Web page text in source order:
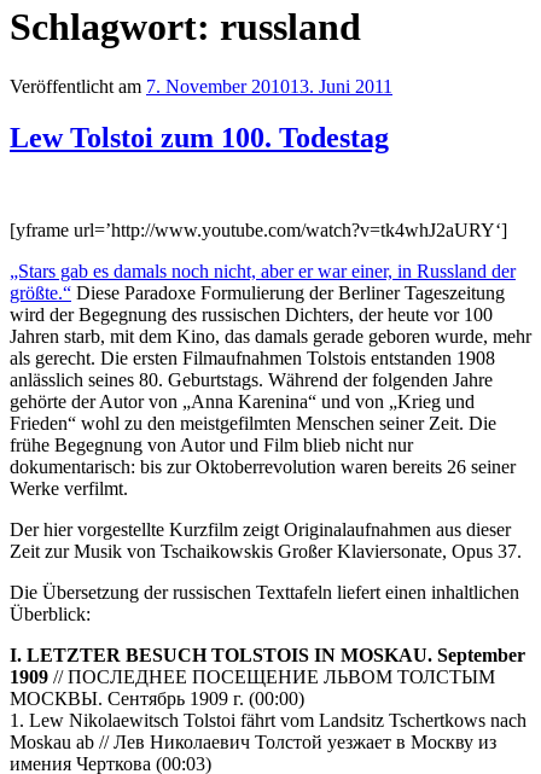
Schlagwort: russland
Veröffentlicht am 7. November 201013. Juni 2011
Lew Tolstoi zum 100. Todestag
[yframe url=’http://www.youtube.com/watch?v=tk4whJ2aURY‘]
„Stars gab es damals noch nicht, aber er war einer, in Russland der
größte.“ Diese Paradoxe Formulierung der Berliner Tageszeitung
wird der Begegnung des russischen Dichters, der heute vor 100
Jahren starb, mit dem Kino, das damals gerade geboren wurde, mehr
als gerecht. Die ersten Filmaufnahmen Tolstois entstanden 1908
anlässlich seines 80. Geburtstags. Während der folgenden Jahre
gehörte der Autor von „Anna Karenina“ und von „Krieg und
Frieden“ wohl zu den meistgefilmten Menschen seiner Zeit. Die
frühe Begegnung von Autor und Film blieb nicht nur
dokumentarisch: bis zur Oktoberrevolution waren bereits 26 seiner
Werke verfilmt.
Der hier vorgestellte Kurzfilm zeigt Originalaufnahmen aus dieser
Zeit zur Musik von Tschaikowskis Großer Klaviersonate, Opus 37.
Die Übersetzung der russischen Texttafeln liefert einen inhaltlichen
Überblick:
I. LETZTER BESUCH TOLSTOIS IN MOSKAU. September
1909 // ПОСЛЕДНЕЕ ПОСЕЩЕНИЕ ЛЬВОМ ТОЛСТЫМ
МОСКВЫ. Сентябрь 1909 г. (00:00)
1. Lew Nikolaewitsch Tolstoi fährt vom Landsitz Tschertkows nach
Moskau ab // Лев Николаевич Толстой уезжает в Москву из
имения Черткова (00:03)